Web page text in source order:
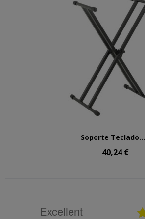
Soporte Teclado...
40,24 €
Excellent